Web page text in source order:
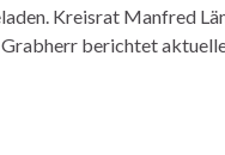
Kreisrat Manfred
berichtet